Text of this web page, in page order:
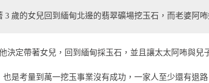
歲的女兒回到緬甸北邊的翡翠礦場挖玉石，而老婆阿
決定帶著女兒，回到緬甸採玉石，並且讓太太阿咘與兒
是考量到萬一挖玉事業沒有成功，一家人至少還有退路